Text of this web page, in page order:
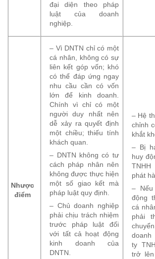
đại diện theo pháp
luật của doanh
nghiệp.
Nhược
điểm
– Vì DNTN chỉ có một
cá nhân, không có sự
liên kết góp vốn; khó
có thể đáp ứng ngay
nhu cầu cần có vốn
lớn để kinh doanh.
Chính vì chỉ có một
người duy nhất nên
dễ xảy ra quyết định
một chiều; thiếu tính
khách quan.
– DNTN không có tư
cách pháp nhân nên
không được thực hiện
một số giao kết mà
pháp luật quy định.
– Chủ doanh nghiệp
phải chịu trách nhiệm
trước pháp luật đối
với tất cả hoạt động
kinh doanh của
DNTN.
– Hệ
chỉnh
khắt
– Bị
huy
TNHH
phát
–
động
cá
phải
doanh
ty
trở